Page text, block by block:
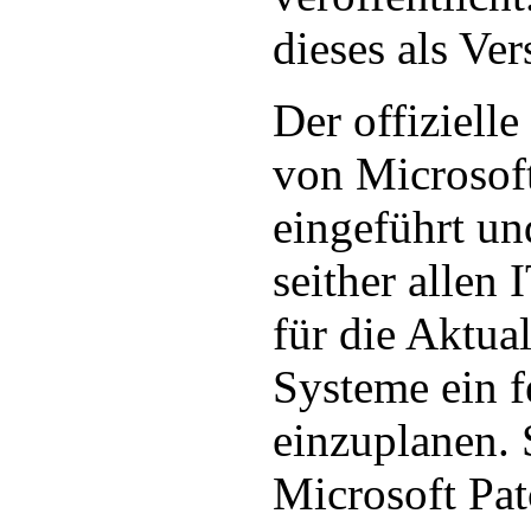
dieses als
Der offizielle
von
eingeführt
seither allen
für die
Systeme ein
einzuplanen.
Microsoft